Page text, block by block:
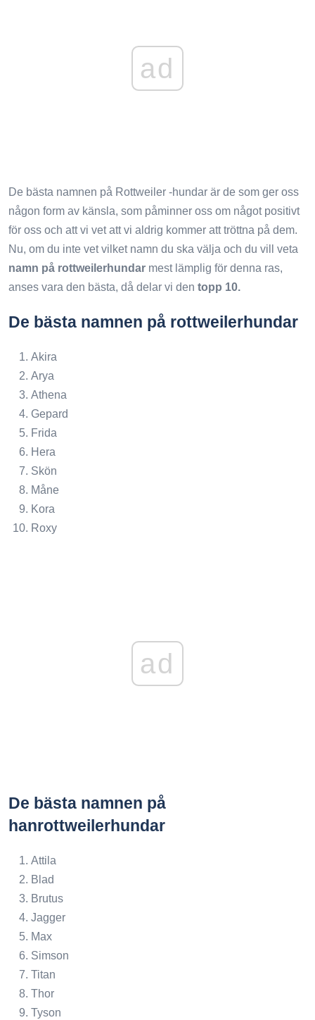
ad
De bästa namnen på Rottweiler -hundar är de som ger oss
någon form av känsla, som påminner oss om något positivt
för oss och att vi vet att vi aldrig kommer att tröttna på dem.
Nu, om du inte vet vilket namn du ska välja och du vill veta
namn på rottweilerhundar mest lämplig för denna ras,
anses vara den bästa, då delar vi den topp 10.
De bästa namnen på rottweilerhundar
Akira
Arya
Athena
Gepard
Frida
Hera
Skön
Måne
Kora
Roxy
ad
De bästa namnen på
hanrottweilerhundar
Attila
Blad
Brutus
Jagger
Max
Simson
Titan
Thor
Tyson